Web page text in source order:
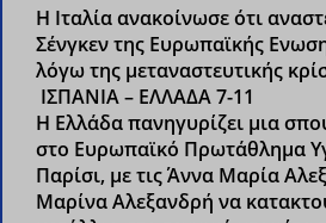
H Ιταλία ανακοίνωσε ότι
Σένγκεν της Ευρωπαϊκής
λόγω της μεταναστευτικής
ΙΣΠΑΝΙΑ – ΕΛΛΑΔΑ 7-11
H Ελλάδα πανηγυρίζει μια
στο Ευρωπαϊκό Πρωτάθλημα
Παρίσι, με τις Άννα Μαρία
Μαρίνα Αλεξανδρή να